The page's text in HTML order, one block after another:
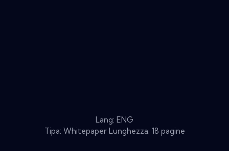
Lang: ENG
Tipa: Whitepaper Lunghezza: 18 pagine